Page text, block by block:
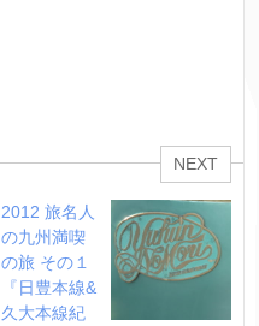
NEXT
2012 旅名人
の九州満喫
の旅 その１
『日豊本線&
久大本線紀